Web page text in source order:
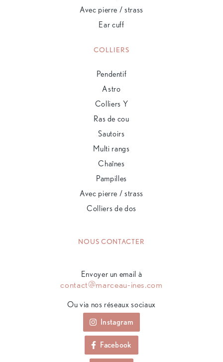
Avec pierre / strass
Ear cuff
COLLIERS
Pendentif
Astro
Colliers Y
Ras de cou
Sautoirs
Multi rangs
Chaînes
Pampilles
Avec pierre / strass
Colliers de dos
NOUS CONTACTER
Envoyer un email à
contact@marceau-ines.com
Ou via nos réseaux sociaux
Instagram
Facebook